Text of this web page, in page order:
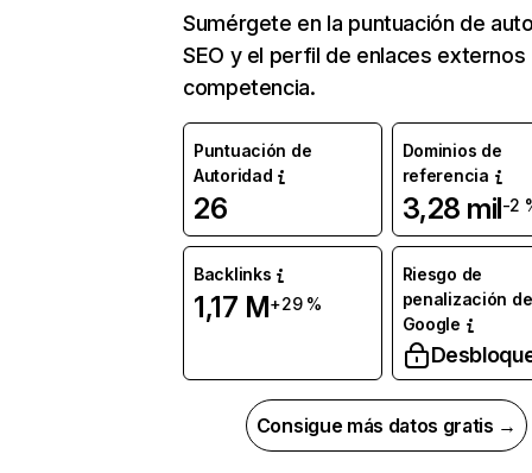
Sumérgete en la puntuación de
SEO y el perfil de enlaces externos
competencia.
Puntuación de
Autoridad
26
Dominios de
referencia
3,28 mil-2
Backlinks
1,17 M+29 %
Riesgo de
penalización de
Google
Consigue más datos gratis →